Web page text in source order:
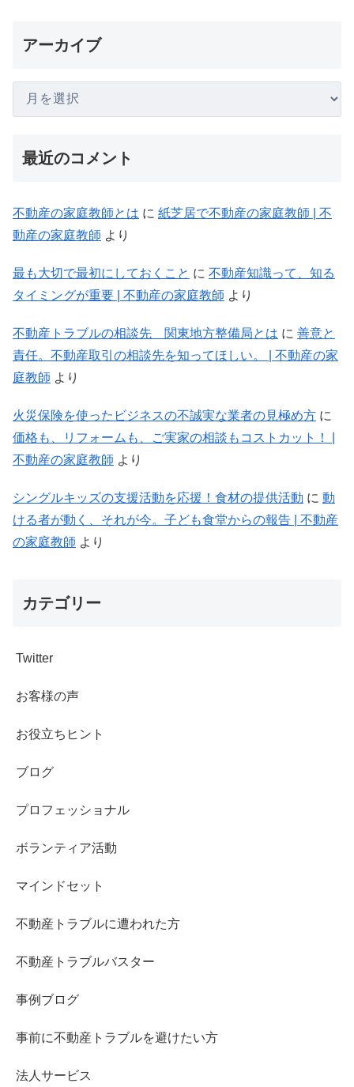
アーカイブ
最近のコメント
不動産の家庭教師とは に 紙芝居で不動産の家庭教師 | 不
動産の家庭教師 より
最も大切で最初にしておくこと に 不動産知識って、知る
タイミングが重要 | 不動産の家庭教師 より
不動産トラブルの相談先 関東地方整備局とは に 善意と
責任。不動産取引の相談先を知ってほしい。 | 不動産の家
庭教師 より
火災保険を使ったビジネスの不誠実な業者の見極め方 に
価格も、リフォームも、ご実家の相談もコストカット！ |
不動産の家庭教師 より
シングルキッズの支援活動を応援！食材の提供活動 に 動
ける者が動く、それが今。子ども食堂からの報告 | 不動産
の家庭教師 より
カテゴリー
Twitter
お客様の声
お役立ちヒント
ブログ
プロフェッショナル
ボランティア活動
マインドセット
不動産トラブルに遭われた方
不動産トラブルバスター
事例ブログ
事前に不動産トラブルを避けたい方
法人サービス